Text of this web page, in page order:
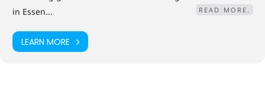
in Essen...
READ MORE.
LEARN MORE